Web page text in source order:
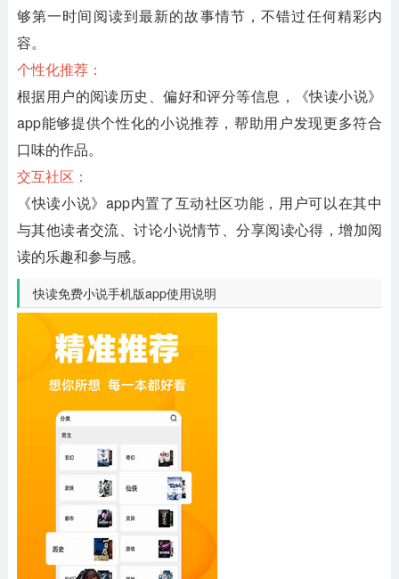
够第一时间阅读到最新的故事情节，不错过任何精彩内
容。
个性化推荐：
根据用户的阅读历史、偏好和评分等信息，《快读小说》
app能够提供个性化的小说推荐，帮助用户发现更多符合
口味的作品。
交互社区：
《快读小说》app内置了互动社区功能，用户可以在其中
与其他读者交流、讨论小说情节、分享阅读心得，增加阅
读的乐趣和参与感。
快读免费小说手机版app使用说明